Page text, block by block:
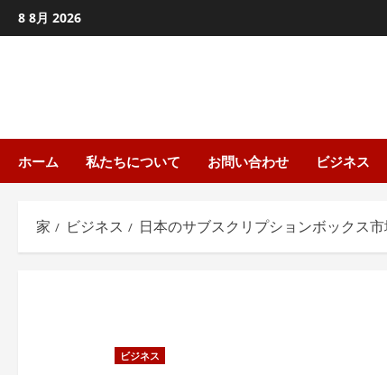
ン
キ
8 8月 2026
ホーム 私たちについて お問い合わせ ビジネス
家 ビジネス 日本のサブスクリプションボックス
ビジネス